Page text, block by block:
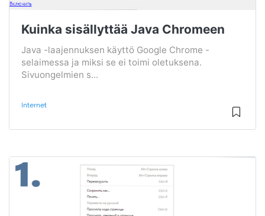
Kuinka sisällyttää Java Chromeen
Java -laajennuksen käyttö Google Chrome -
selaimessa ja miksi se ei toimi oletuksena.
Sivuongelmien s...
Internet